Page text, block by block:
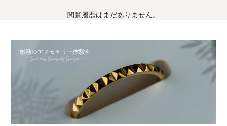
閲覧履歴はまだありません。